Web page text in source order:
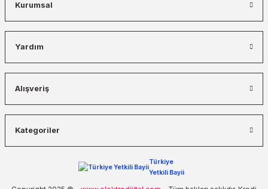
Kurumsal
Yardım
Alışveriş
Kategoriler
Türkiye
Yetkili Bayii